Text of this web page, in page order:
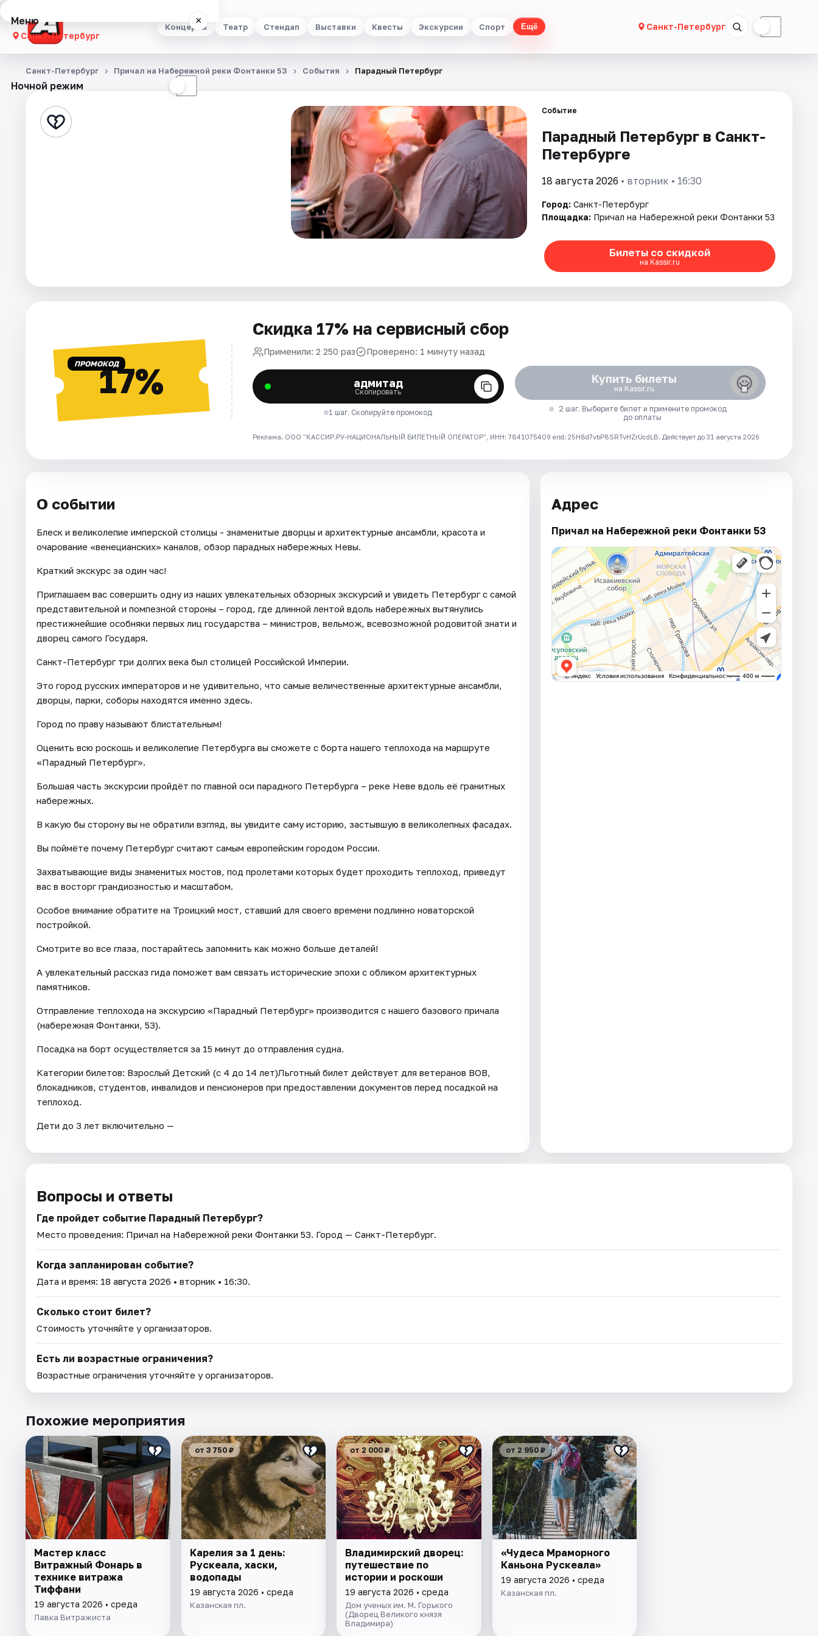
Концерты Театр Стендап Выставки Квесты Экскурсии Спорт Ещё Санкт-Петербург ☾
Меню ×
Санкт-Петербург
Концерты
Стендап
Артисты
Рейтинги
Ночной режим ☾
Санкт-Петербург Причал на Набережной реки Фонтанки 53 События Парадный Петербург
Событие
Парадный Петербург в Санкт-
Петербурге
18 августа 2026 • вторник • 16:30
Город: Санкт-Петербург
Площадка: Причал на Набережной реки Фонтанки 53
Билеты со скидкой
на Kassir.ru
ПРОМОКОД17%
Скидка 17% на сервисный сбор
Применили: 2 250 раз Проверено: 1 минуту назад
адмитад
Скопировать
1 шаг. Скопируйте промокод
Купить билеты
на Kassir.ru
2 шаг. Выберите билет и примените промокод
до оплаты
Реклама. ООО "КАССИР.РУ-НАЦИОНАЛЬНЫЙ БИЛЕТНЫЙ ОПЕРАТОР", ИНН: 7841075409 erid: 25H8d7vbP8SRTvHZrUcdLB. Действует до 31 августа 2026
О событии
Блеск и великолепие имперской столицы - знаменитые дворцы и архитектурные ансамбли, красота и
очарование «венецианских» каналов, обзор парадных набережных Невы.
Краткий экскурс за один час!
Приглашаем вас совершить одну из наших увлекательных обзорных экскурсий и увидеть Петербург с самой
представительной и помпезной стороны – город, где длинной лентой вдоль набережных вытянулись
престижнейшие особняки первых лиц государства – министров, вельмож, всевозможной родовитой знати и
дворец самого Государя.
Санкт-Петербург три долгих века был столицей Российской Империи.
Это город русских императоров и не удивительно, что самые величественные архитектурные ансамбли,
дворцы, парки, соборы находятся именно здесь.
Город по праву называют блистательным!
Оценить всю роскошь и великолепие Петербурга вы сможете с борта нашего теплохода на маршруте
«Парадный Петербург».
Большая часть экскурсии пройдёт по главной оси парадного Петербурга – реке Неве вдоль её гранитных
набережных.
В какую бы сторону вы не обратили взгляд, вы увидите саму историю, застывшую в великолепных фасадах.
Вы поймёте почему Петербург считают самым европейским городом России.
Захватывающие виды знаменитых мостов, под пролетами которых будет проходить теплоход, приведут
вас в восторг грандиозностью и масштабом.
Особое внимание обратите на Троицкий мост, ставший для своего времени подлинно новаторской
постройкой.
Смотрите во все глаза, постарайтесь запомнить как можно больше деталей!
А увлекательный рассказ гида поможет вам связать исторические эпохи c обликом архитектурных
памятников.
Отправление теплохода на экскурсию «Парадный Петербург» производится с нашего базового причала
(набережная Фонтанки, 53).
Посадка на борт осуществляется за 15 минут до отправления судна.
Категории билетов: Взрослый Детский (с 4 до 14 лет)Льготный билет действует для ветеранов ВОВ,
блокадников, студентов, инвалидов и пенсионеров при предоставлении документов перед посадкой на
теплоход.
Дети до 3 лет включительно —
Адрес
Причал на Набережной реки Фонтанки 53
Вопросы и ответы
Где пройдет событие Парадный Петербург?
Место проведения: Причал на Набережной реки Фонтанки 53. Город — Санкт-Петербург.
Когда запланирован событие?
Дата и время: 18 августа 2026 • вторник • 16:30.
Сколько стоит билет?
Стоимость уточняйте у организаторов.
Есть ли возрастные ограничения?
Возрастные ограничения уточняйте у организаторов.
Похожие мероприятия
Мастер класс
Витражный Фонарь в
технике витража
Тиффани
19 августа 2026 • среда
Лавка Витражиста
от 3 750 ₽
Карелия за 1 день:
Рускеала, хаски,
водопады
19 августа 2026 • среда
Казанская пл.
от 2 000 ₽
Владимирский дворец:
путешествие по
истории и роскоши
19 августа 2026 • среда
Дом ученых им. М. Горького
(Дворец Великого князя
Владимира)
от 2 950 ₽
«Чудеса Мраморного
Каньона Рускеала»
19 августа 2026 • среда
Казанская пл.